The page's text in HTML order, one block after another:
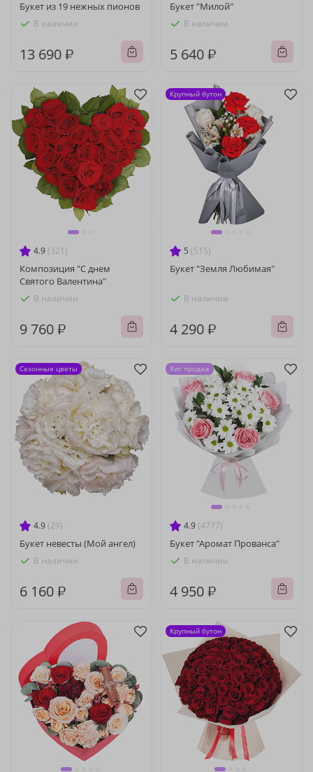
Букет из 19 нежных пионов
В наличии
13 690 ₽
Букет "Милой"
В наличии
5 640 ₽
4.9 (321)
Композиция "С днем
Святого Валентина"
В наличии
9 760 ₽
5 (515)
Букет "Земля Любимая"
В наличии
4 290 ₽
Крупный бутон
4.9 (29)
Букет невесты (Мой ангел)
В наличии
6 160 ₽
Сезонные цветы
4.9 (4777)
Букет "Аромат Прованса"
В наличии
4 950 ₽
Хит продаж
Крупный бутон